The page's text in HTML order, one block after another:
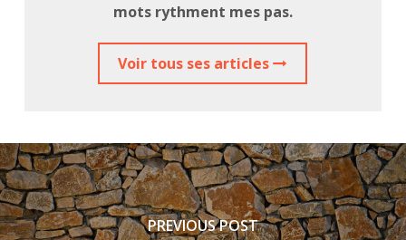
mots rythment mes pas.
Voir tous ses articles
PREVIOUS POST